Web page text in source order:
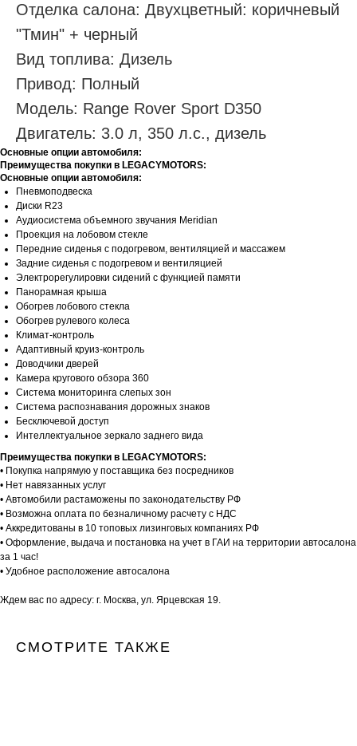
Отделка салона: Двухцветный: коричневый
"Тмин" + черный
Вид топлива: Дизель
Привод: Полный
Модель: Range Rover Sport D350
Двигатель: 3.0 л, 350 л.с., дизель
Основные опции автомобиля:
Преимущества покупки в LEGACYMOTORS:
Основные опции автомобиля:
Пневмоподвеска
Диски R23
Аудиосистема объемного звучания Meridian
Проекция на лобовом стекле
Передние сиденья с подогревом, вентиляцией и массажем
Задние сиденья с подогревом и вентиляцией
Электрорегулировки сидений с функцией памяти
Панорамная крыша
Обогрев лобового стекла
Обогрев рулевого колеса
Климат-контроль
Адаптивный круиз-контроль
Доводчики дверей
Камера кругового обзора 360
Система мониторинга слепых зон
Система распознавания дорожных знаков
Бесключевой доступ
Интеллектуальное зеркало заднего вида
Преимущества покупки в LEGACYMOTORS:
• Покупка напрямую у поставщика без посредников
• Нет навязанных услуг
• Автомобили растаможены по законодательству РФ
• Возможна оплата по безналичному расчету с НДС
• Аккредитованы в 10 топовых лизинговых компаниях РФ
• Оформление, выдача и постановка на учет в ГАИ на территории автосалона
за 1 час!
• Удобное расположение автосалона
Ждем вас по адресу: г. Москва, ул. Ярцевская 19.
СМОТРИТЕ ТАКЖЕ